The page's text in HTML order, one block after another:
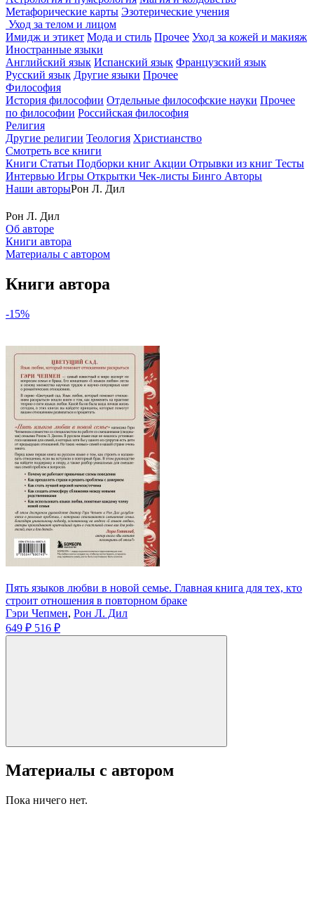
Метафорические карты Эзотерические учения
Уход за телом и лицом
Имидж и этикет Мода и стиль Прочее Уход за кожей и макияж
Иностранные языки
Английский язык Испанский язык Французский язык
Русский язык Другие языки Прочее
Философия
История философии Отдельные философские науки Прочее
по философии Российская философия
Религия
Другие религии Теология Христианство
Смотреть все книги
Книги Статьи Подборки книг Акции Отрывки из книг Тесты
Интервью Игры Открытки Чек-листы Бинго Авторы
Наши авторыРон Л. Дил
Рон Л. Дил
Об авторе
Книги автора
Материалы с автором
Книги автора
-15%
Пять языков любви в новой семье. Главная книга для тех, кто
строит отношения в повторном браке
Гэри Чепмен, Рон Л. Дил
649 ₽ 516 ₽
Материалы с автором
Пока ничего нет.